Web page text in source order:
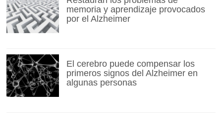
memoria y aprendizaje provocados
por el Alzheimer
El cerebro puede compensar los
primeros signos del Alzheimer en
algunas personas